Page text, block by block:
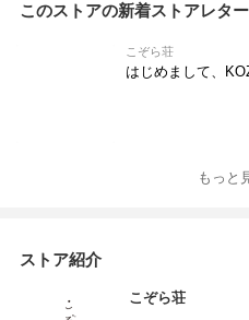
このストアの新着ストアレター
こぞら荘
はじめまして、
もっと
ストア紹介
こぞら荘